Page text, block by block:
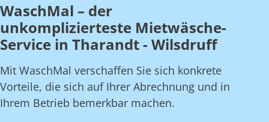
WaschMal – der
unkomplizierteste Mietwäsche-
Service in Tharandt - Wilsdruff
Mit WaschMal verschaffen Sie sich konkrete
Vorteile, die sich auf Ihrer Abrechnung und in
Ihrem Betrieb bemerkbar machen.